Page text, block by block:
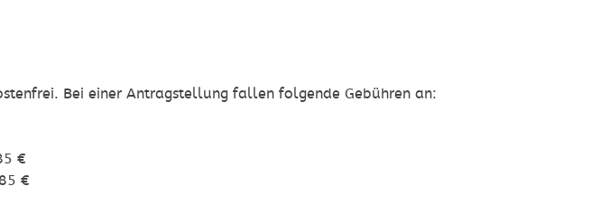
Bei einer Antragstellung fallen folgende Gebühren an:
€
€